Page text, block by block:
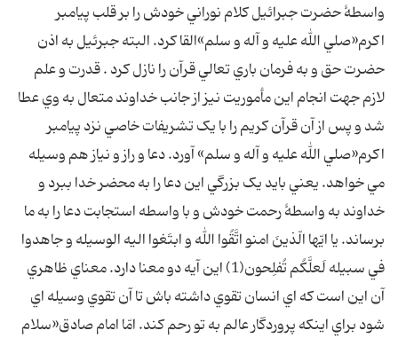
واسطۀ حضرت جبرائيل کلام نوراني خودش را بر قلب پيامبر
اکرم«صلي الله عليه و آله و سلم»القا کرد. البته جبرئيل به اذن
حضرت حق و به فرمان باري تعالي قرآن را نازل کرد . قدرت و علم
لازم جهت انجام اين مأموريت نيز از جانب خداوند متعال به وي عطا
شد و پس از آن قرآن کريم را با يک تشريفات خاصي نزد پيامبر
اکرم«صلي الله عليه و آله و سلم» آورد. دعا و راز و نياز هم وسيله
مي خواهد. يعني بايد يک بزرگي اين دعا را به محضر خدا ببرد و
خداوند به واسطۀ رحمت خودش و با واسطه استجابت دعا را به ما
برساند. يا ايّها الّذينَ امنو اتَّقُوا الله و ابتَغوا اليه الوسيله و جاهدوا
في سبيله لَعلَّکُم تُفلِحون(1) اين آيه دو معنا دارد. معناي ظاهري
آن اين است که اي انسان تقوي داشته باش تا آن تقوي وسيله اي
شود براي اينکه پروردگار عالم به تو رحم کند. امّا امام صادق«سلام